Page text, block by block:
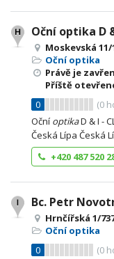
Oční optika D
Moskevská 11/
Oční optika
Právě je
Příště
0
(0
Oční optikaD & I -
Česká Lípa Česká
+420 487 520
Bc. Petr
Hrnčířská 1/
Oční optika
0
(0